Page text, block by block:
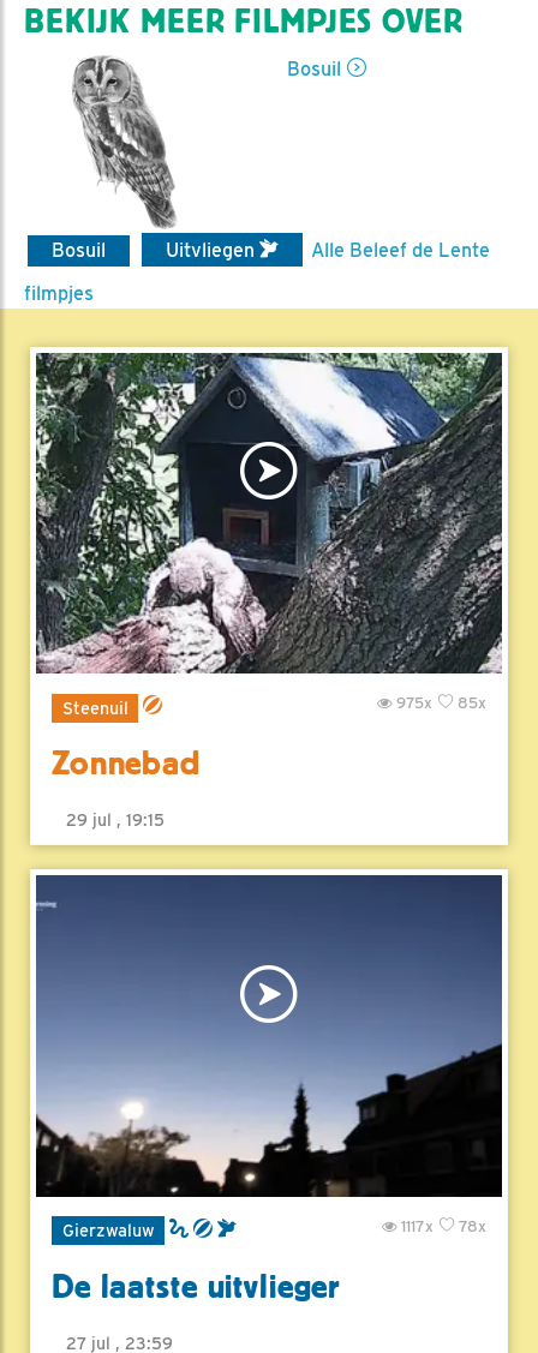
BEKIJK MEER FILMPJES OVER
Bosuil
Bosuil Uitvliegen
Alle Beleef de Lente
filmpjes
Steenuil 85x
975x
Zonnebad
29 jul , 19:15
Gierzwaluw 78x
1117x
De laatste uitvlieger
27 jul , 23:59